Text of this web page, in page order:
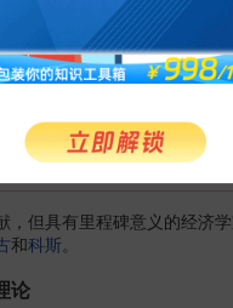
来的新增利益的问题：一是 “
改革缺乏动力，后一种情况
经普遍存在。它大致包含
后浪推前浪，一项成果的
致的网络经济的外部性。
具有里程碑意义的经济
和科斯。
论